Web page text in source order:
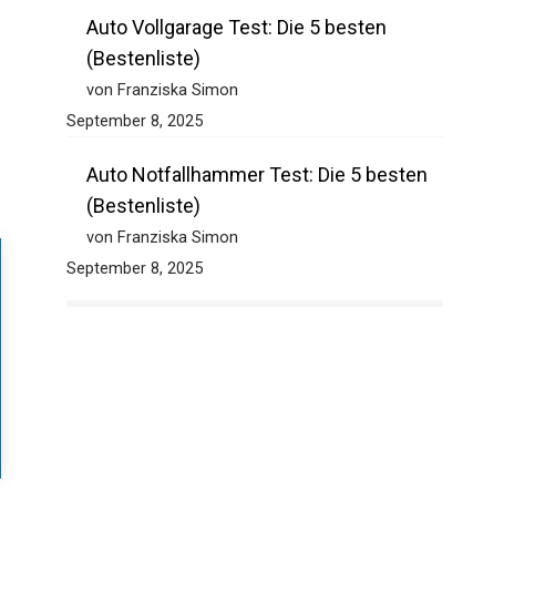
Auto Vollgarage Test: Die 5 besten
(Bestenliste)
von Franziska Simon
September 8, 2025
Auto Notfallhammer Test: Die 5 besten
(Bestenliste)
von Franziska Simon
September 8, 2025